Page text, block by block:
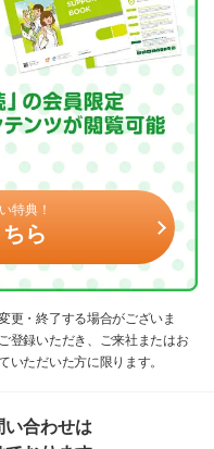
特典！
ら
更・終了する場合がございま
登録いただき、ご来社またはお
いただいた方に限ります。
合わせは